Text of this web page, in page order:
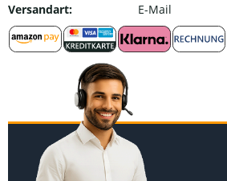
Versandart:
E-Mail